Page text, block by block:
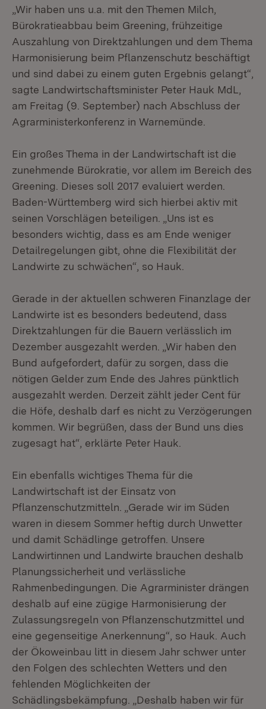
„Wir haben uns u.a. mit den Themen Milch,
Bürokratieabbau beim Greening, frühzeitige
Auszahlung von Direktzahlungen und dem Thema
Harmonisierung beim Pflanzenschutz beschäftigt
und sind dabei zu einem guten Ergebnis gelangt“,
sagte Landwirtschaftsminister Peter Hauk MdL,
am Freitag (9. September) nach Abschluss der
Agrarministerkonferenz in Warnemünde.
Ein großes Thema in der Landwirtschaft ist die
zunehmende Bürokratie, vor allem im Bereich des
Greening. Dieses soll 2017 evaluiert werden.
Baden-Württemberg wird sich hierbei aktiv mit
seinen Vorschlägen beteiligen. „Uns ist es
besonders wichtig, dass es am Ende weniger
Detailregelungen gibt, ohne die Flexibilität der
Landwirte zu schwächen“, so Hauk.
Gerade in der aktuellen schweren Finanzlage der
Landwirte ist es besonders bedeutend, dass
Direktzahlungen für die Bauern verlässlich im
Dezember ausgezahlt werden. „Wir haben den
Bund aufgefordert, dafür zu sorgen, dass die
nötigen Gelder zum Ende des Jahres pünktlich
ausgezahlt werden. Derzeit zählt jeder Cent für
die Höfe, deshalb darf es nicht zu Verzögerungen
kommen. Wir begrüßen, dass der Bund uns dies
zugesagt hat“, erklärte Peter Hauk.
Ein ebenfalls wichtiges Thema für die
Landwirtschaft ist der Einsatz von
Pflanzenschutzmitteln. „Gerade wir im Süden
waren in diesem Sommer heftig durch Unwetter
und damit Schädlinge getroffen. Unsere
Landwirtinnen und Landwirte brauchen deshalb
Planungssicherheit und verlässliche
Rahmenbedingungen. Die Agrarminister drängen
deshalb auf eine zügige Harmonisierung der
Zulassungsregeln von Pflanzenschutzmittel und
eine gegenseitige Anerkennung“, so Hauk. Auch
der Ökoweinbau litt in diesem Jahr schwer unter
den Folgen des schlechten Wetters und den
fehlenden Möglichkeiten der
Schädlingsbekämpfung. „Deshalb haben wir für